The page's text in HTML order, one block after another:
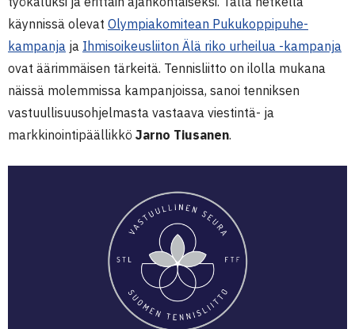
käynnissä olevat Olympiakomitean Pukukoppipuhe-
kampanja ja Ihmisoikeusliiton Älä riko urheilua -kampanja
ovat äärimmäisen tärkeitä. Tennisliitto on ilolla mukana
näissä molemmissa kampanjoissa, sanoi tenniksen
vastuullisuusohjelmasta vastaava viestintä- ja
markkinointipäällikkö Jarno Tiusanen.